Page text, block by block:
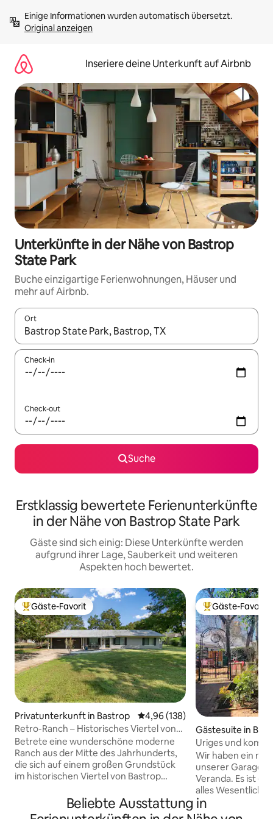
Inhalten
springenOriginal anzeigen
Inseriere deine Unterkunft auf Airbnb
Unterkünfte in der Nähe von Bastrop
State Park
Buche einzigartige Ferienwohnungen, Häuser und
mehr auf Airbnb.
Ort
Wenn Ergebnisse verfügbar sind, navigiere mit den
Check-in
Check-out
Suche
Erstklassig bewertete Ferienunterkünfte
in der Nähe von Bastrop State Park
Gäste sind sich einig: Diese Unterkünfte werden
aufgrund ihrer Lage, Sauberkeit und weiteren
Aspekten hoch bewertet.
Beliebter Gäste-Favorit.
Gäste-Favorit
Privatunterkunft in Bastrop Durchschnittliche Bewertung:
4,96 (138)
Retro-Ranch – Historisches Viertel von
Bastrop
Betrete eine wunderschöne moderne
Ranch aus der Mitte des Jahrhunderts,
die sich auf einem großen Grundstück
im historischen Viertel von Bastrop
geräumigen Hinterhof, der mit einer
Feuerstelle, einer überdachten Veranda
Beliebter Gäste-
Gäste-Favorit
Gästesuite in
Uriges und
Gästezimmer und
Wir haben ein
unserer Garage
Veranda. Es ist
alles Wesentliche
Es verfügt über
voller Größe,
Beliebte Ausstattung in